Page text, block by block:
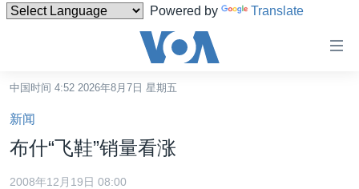
Powered by Translate
碍
链
接
转
中国
中国时间 4:52 2026年8月7日 星期五
新闻
布什“飞鞋”销量看涨
2008年12月19日 08:00